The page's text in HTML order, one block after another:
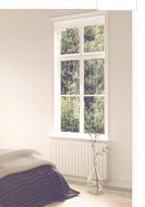
400-
111-
1895